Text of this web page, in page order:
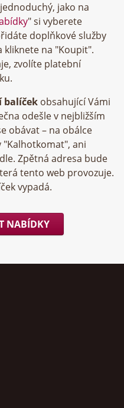
jako na
" si vyberete
doplňkové služby
na "Koupit".
zvolíte platební
balíček obsahující Vámi
odešle v nejbližším
obávat – na obálce
"Kalhotkomat", ani
Zpětná adresa bude
tento web provozuje.
vypadá.
NABÍDKY